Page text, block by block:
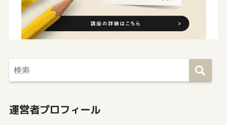
運営者プロフィール